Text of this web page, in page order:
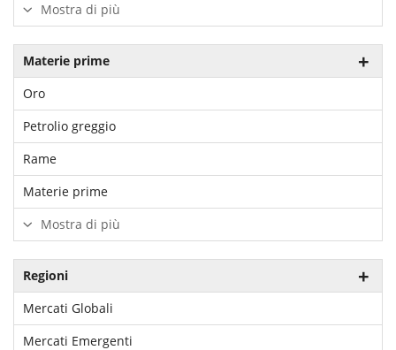
Mostra di più
Materie prime
Oro
Petrolio greggio
Rame
Materie prime
Mostra di più
Regioni
Mercati Globali
Mercati Emergenti